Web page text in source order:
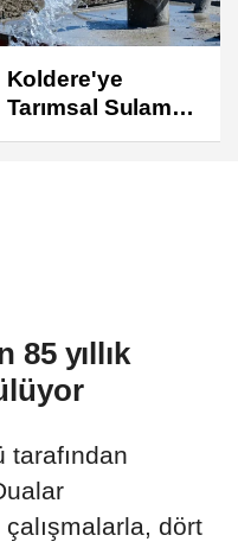
Manisa'da 1.200
Kınalı Keklik
Doğaya Salındı
85 yıllık
tarafından
çalışmalarla, dört